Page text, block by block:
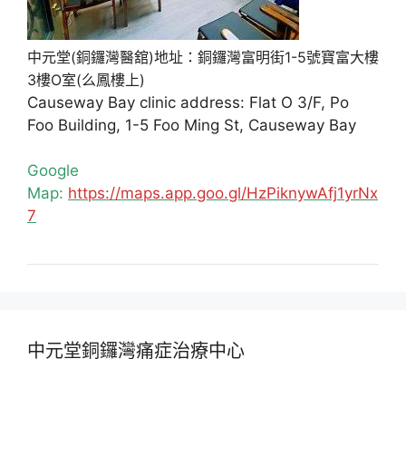
中元堂(銅鑼灣醫舘)地址：銅鑼灣富明街1-5號寶富大樓
3樓O室(么鳳樓上)
Causeway Bay clinic address: Flat O 3/F, Po
Foo Building, 1-5 Foo Ming St, Causeway Bay
Google
Map: https://maps.app.goo.gl/HzPiknywAfj1yrNx
7
中元堂銅鑼灣痛症治療中心